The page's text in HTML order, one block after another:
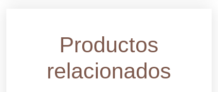
Productos
relacionados